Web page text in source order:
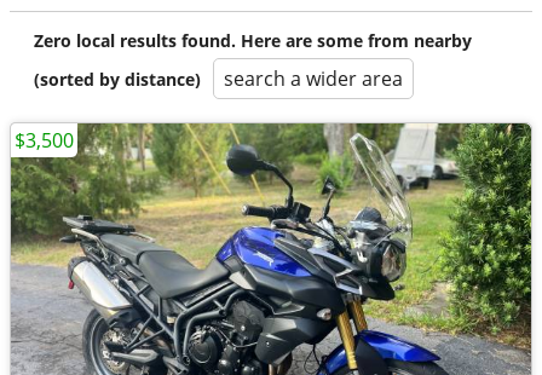
Zero local results found. Here are some from nearby
(sorted by distance)
search a wider area
$3,500